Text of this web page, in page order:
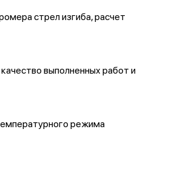
стрел изгиба, расчет
выполненных работ и
режима